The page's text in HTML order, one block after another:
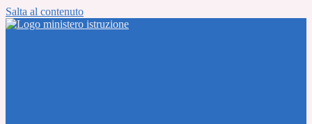
Salta al contenuto